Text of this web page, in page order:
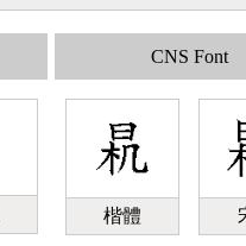
CNS Font
楷體